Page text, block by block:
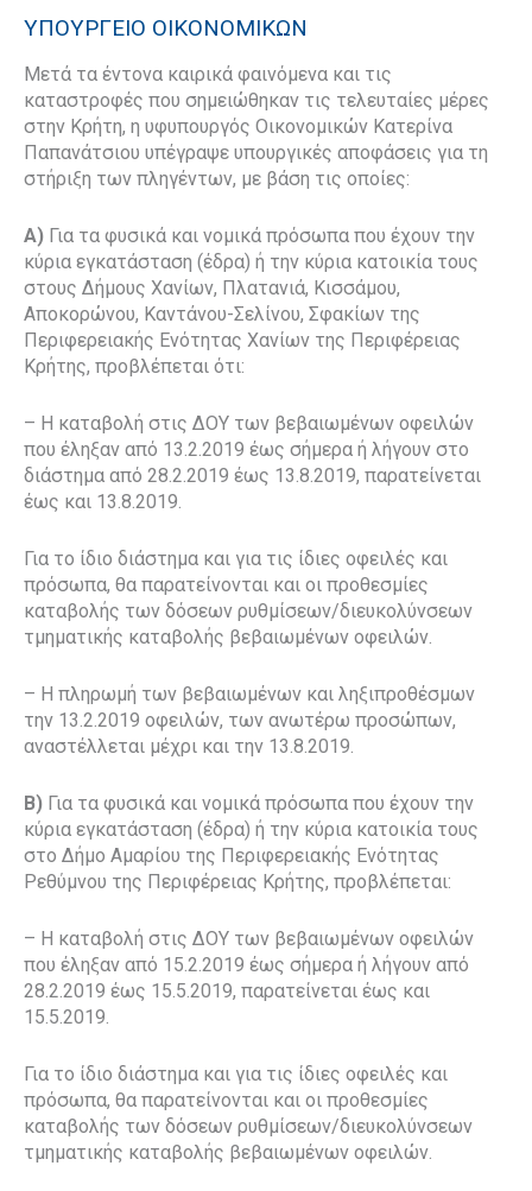
ΥΠΟΥΡΓΕΙΟ ΟΙΚΟΝΟΜΙΚΩΝ
Μετά τα έντονα καιρικά φαινόμενα και τις
καταστροφές που σημειώθηκαν τις τελευταίες μέρες
στην Κρήτη, η υφυπουργός Οικονομικών Κατερίνα
Παπανάτσιου υπέγραψε υπουργικές αποφάσεις για τη
στήριξη των πληγέντων, με βάση τις οποίες:
Α) Για τα φυσικά και νομικά πρόσωπα που έχουν την
κύρια εγκατάσταση (έδρα) ή την κύρια κατοικία τους
στους Δήμους Χανίων, Πλατανιά, Κισσάμου,
Αποκορώνου, Καντάνου-Σελίνου, Σφακίων της
Περιφερειακής Ενότητας Χανίων της Περιφέρειας
Κρήτης, προβλέπεται ότι:
– Η καταβολή στις ΔΟΥ των βεβαιωμένων οφειλών
που έληξαν από 13.2.2019 έως σήμερα ή λήγουν στο
διάστημα από 28.2.2019 έως 13.8.2019, παρατείνεται
έως και 13.8.2019.
Για το ίδιο διάστημα και για τις ίδιες οφειλές και
πρόσωπα, θα παρατείνονται και οι προθεσμίες
καταβολής των δόσεων ρυθμίσεων/διευκολύνσεων
τμηματικής καταβολής βεβαιωμένων οφειλών.
– Η πληρωμή των βεβαιωμένων και ληξιπροθέσμων
την 13.2.2019 οφειλών, των ανωτέρω προσώπων,
αναστέλλεται μέχρι και την 13.8.2019.
Β) Για τα φυσικά και νομικά πρόσωπα που έχουν την
κύρια εγκατάσταση (έδρα) ή την κύρια κατοικία τους
στο Δήμο Αμαρίου της Περιφερειακής Ενότητας
Ρεθύμνου της Περιφέρειας Κρήτης, προβλέπεται:
– Η καταβολή στις ΔΟΥ των βεβαιωμένων οφειλών
που έληξαν από 15.2.2019 έως σήμερα ή λήγουν από
28.2.2019 έως 15.5.2019, παρατείνεται έως και
15.5.2019.
Για το ίδιο διάστημα και για τις ίδιες οφειλές και
πρόσωπα, θα παρατείνονται και οι προθεσμίες
καταβολής των δόσεων ρυθμίσεων/διευκολύνσεων
τμηματικής καταβολής βεβαιωμένων οφειλών.